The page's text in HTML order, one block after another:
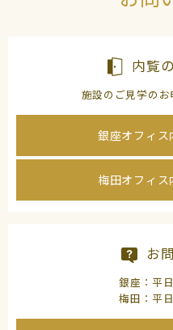
内覧
施設のご見学の
銀座オフィ
梅田オフィ
お
銀座：平
梅田：平